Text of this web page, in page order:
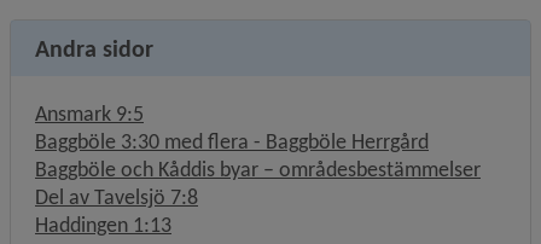
Andra sidor
Ansmark 9:5
Baggböle 3:30 med flera - Baggböle Herrgård
Baggböle och Kåddis byar – områdesbestämmelser
Del av Tavelsjö 7:8
Haddingen 1:13